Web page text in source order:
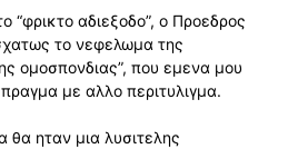
“φρικτο αδιεξοδο”, ο Προεδρος
το νεφελωμα της
ομοσπονδιας”, που εμενα μου
πραγμα με αλλο περιτυλιγμα.
θα ηταν μια λυσιτελης